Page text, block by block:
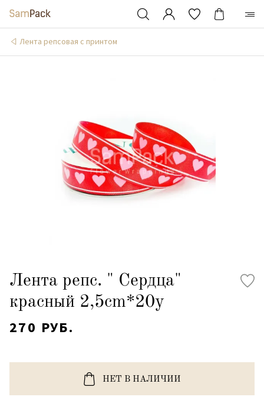
Лента репсовая с принтом
Лента репс. " Сердца"
красный 2,5cm*20y
270 РУБ.
НЕТ В НАЛИЧИИ